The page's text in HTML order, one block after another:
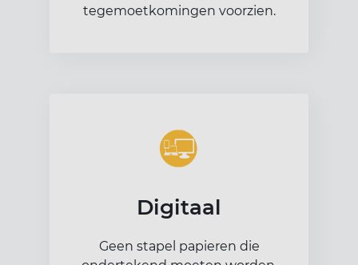
tegemoetkomingen voorzien.
Digitaal
Geen stapel papieren die